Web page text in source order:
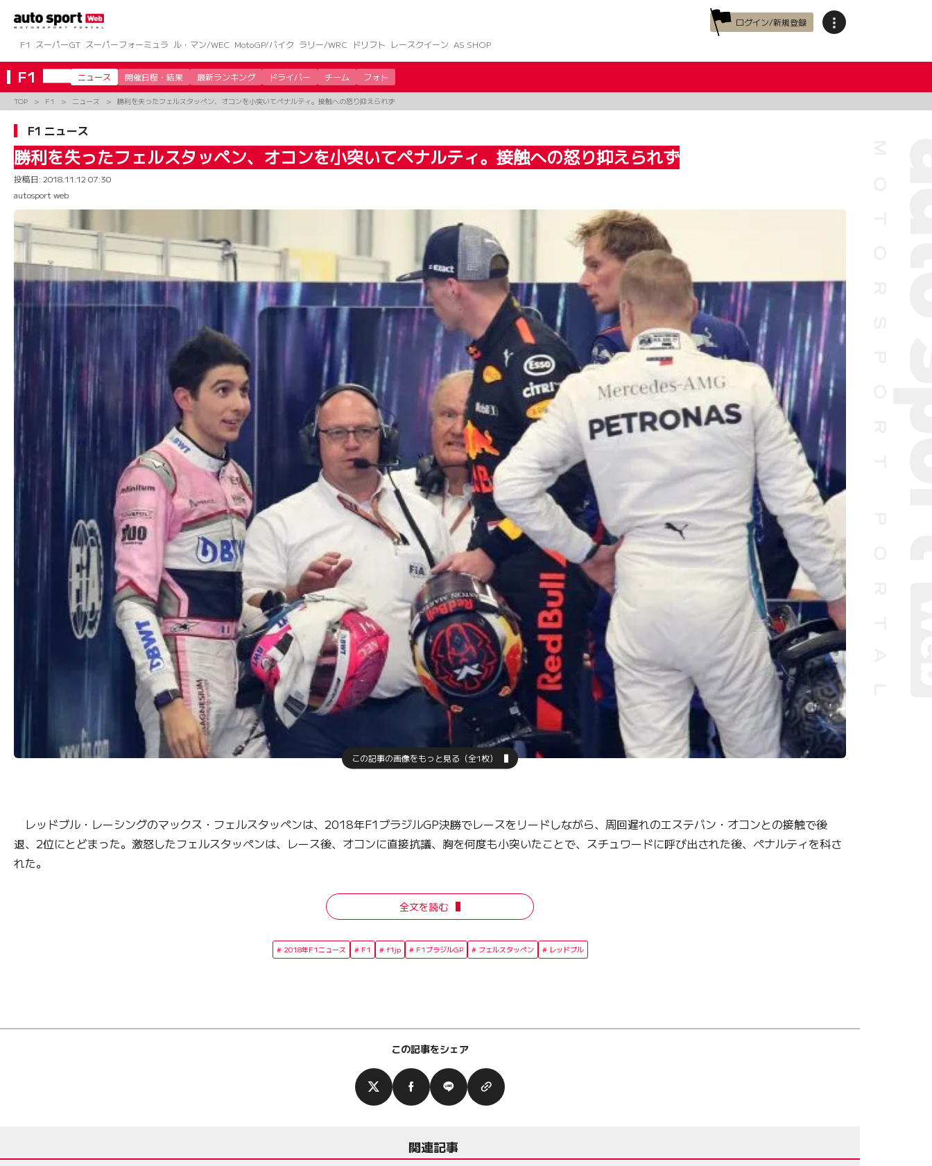
ツ
へ
ス
キ
ッ
ログイン/新規登録
F1
スーパーGT スーパーフォーミュラ ル・マン/WEC MotoGP/バイク ラリー/WRC ドリフト レースクイーン AS SHOP
F1 ニュース 開催日程・結果 最新ランキング ドライバー チーム フォト
TOP F1 ニュース 勝利を失ったフェルスタッペン、オコンを小突いてペナルティ。接触への怒り抑えられず
F1 ニュース
勝利を失ったフェルスタッペン、オコンを小突いてペナルティ。接触への怒り抑えられず
投稿日: 2018.11.12 07:30
autosport web
この記事の画像をもっと見る（全1枚）
レッドブル・レーシングのマックス・フェルスタッペンは、2018年F1ブラジルGP決勝でレースをリードしながら、周回遅れのエステバン・オコンとの接触で後
退、2位にとどまった。激怒したフェルスタッペンは、レース後、オコンに直接抗議、胸を何度も小突いたことで、スチュワードに呼び出された後、ペナルティを科さ
れた。
全文を読む
2018年F1ニュース F1 f1jp F1ブラジルGP フェルスタッペン レッドブル
この記事をシェア
関連記事